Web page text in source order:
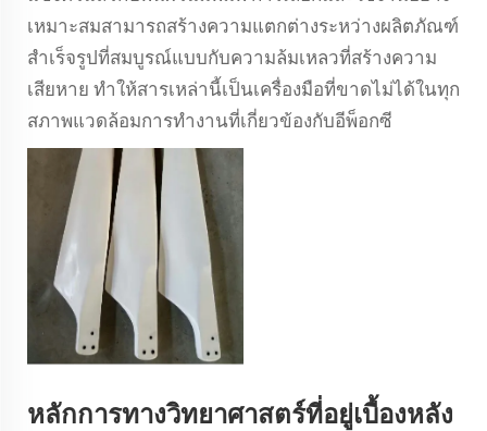
เหมาะสมสามารถสร้างความแตกต่างระหว่างผลิตภัณฑ์
สำเร็จรูปที่สมบูรณ์แบบกับความล้มเหลวที่สร้างความ
เสียหาย ทำให้สารเหล่านี้เป็นเครื่องมือที่ขาดไม่ได้ในทุก
สภาพแวดล้อมการทำงานที่เกี่ยวข้องกับอีพ็อกซี
หลักการทางวิทยาศาสตร์ที่อยู่เบื้องหลัง